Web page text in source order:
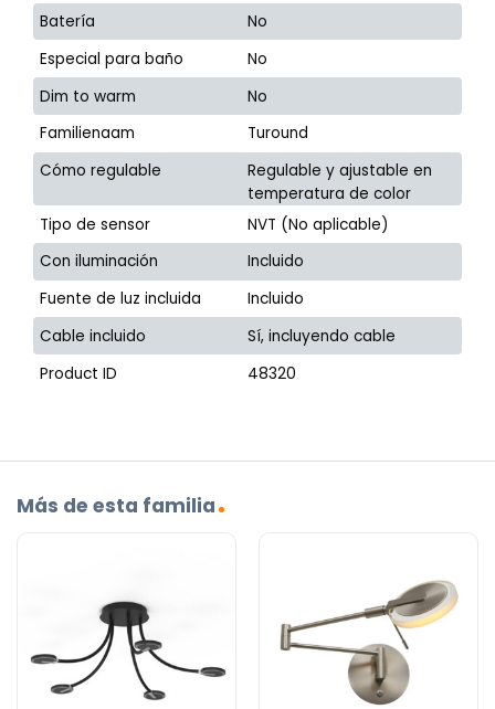
Batería
No
Especial para baño
No
Dim to warm
No
Familienaam
Turound
Cómo regulable
Regulable y ajustable en
temperatura de color
Tipo de sensor
NVT (No aplicable)
Con iluminación
Incluido
Fuente de luz incluida
Incluido
Cable incluido
Sí, incluyendo cable
Product ID
48320
Más de esta familia